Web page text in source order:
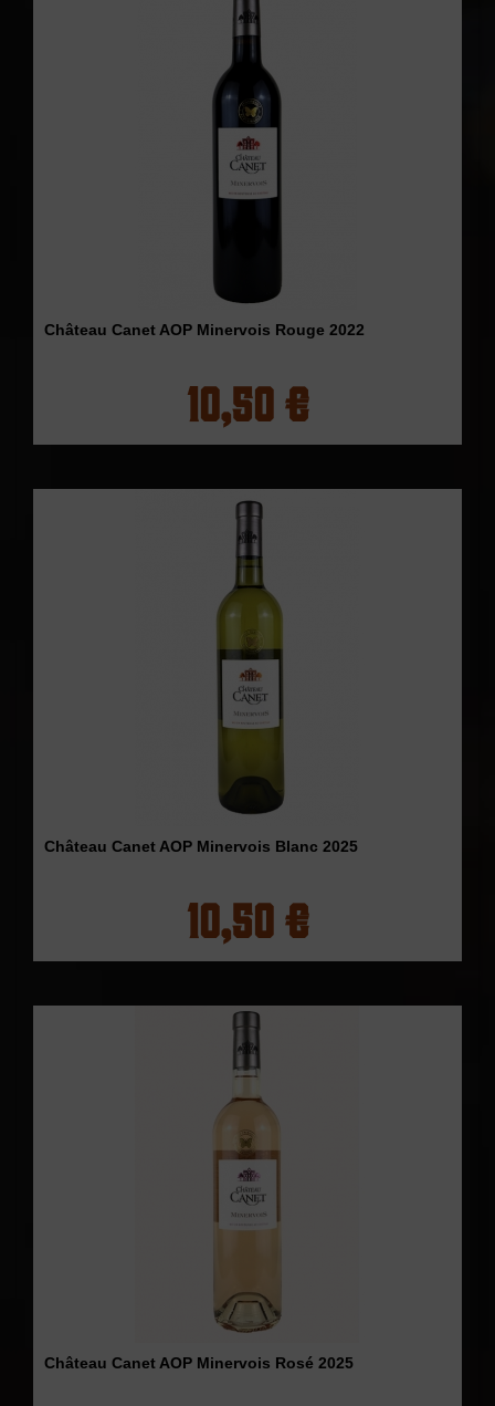
Château Canet AOP Minervois Rouge 2022
10,50 €
Château Canet AOP Minervois Blanc 2025
10,50 €
Château Canet AOP Minervois Rosé 2025